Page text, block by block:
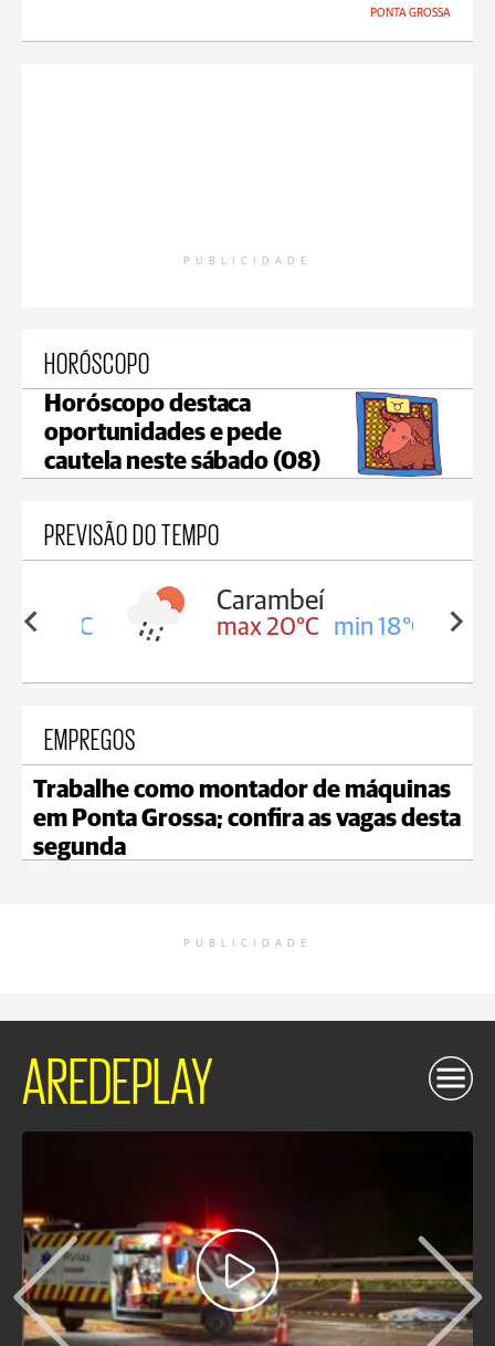
PONTA GROSSA
PUBLICIDADE
HORÓSCOPO
Horóscopo destaca
oportunidades e pede
cautela neste sábado (08)
PREVISÃO DO TEMPO
18°C
Carambeí
max 20°C min 18°C
EMPREGOS
Trabalhe como montador de máquinas
em Ponta Grossa; confira as vagas desta
segunda
PUBLICIDADE
AREDEPLAY